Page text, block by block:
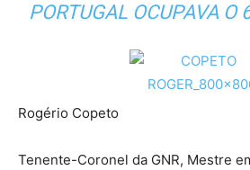
PORTUGAL OCUPAVA O
Rogério Copeto
Tenente-Coronel da GNR, Mestre